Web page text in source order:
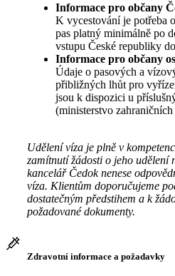
Informace pro občany
K vycestování je potřeba
pas platný minimálně po
vstupu České republiky
Informace pro občany
Údaje o pasových a
přibližných lhůt pro
jsou k dispozici u
(ministerstvo
Udělení víza je plně v
zamítnutí žádosti o jeho udělení
kancelář Čedok nenese
víza. Klientům doporučujeme
dostatečným předstihem a k
požadované dokumenty.
Zdravotní informace a požadavky